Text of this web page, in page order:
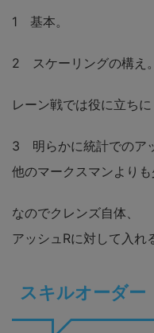
1 基本。
2 スケーリングの構え。
レーン戦では役に立ちに
3 明らかに統計でのア
他のマークスマンよりも
なのでクレンズ自体、
アッシュRに対して入れ
スキルオーダー